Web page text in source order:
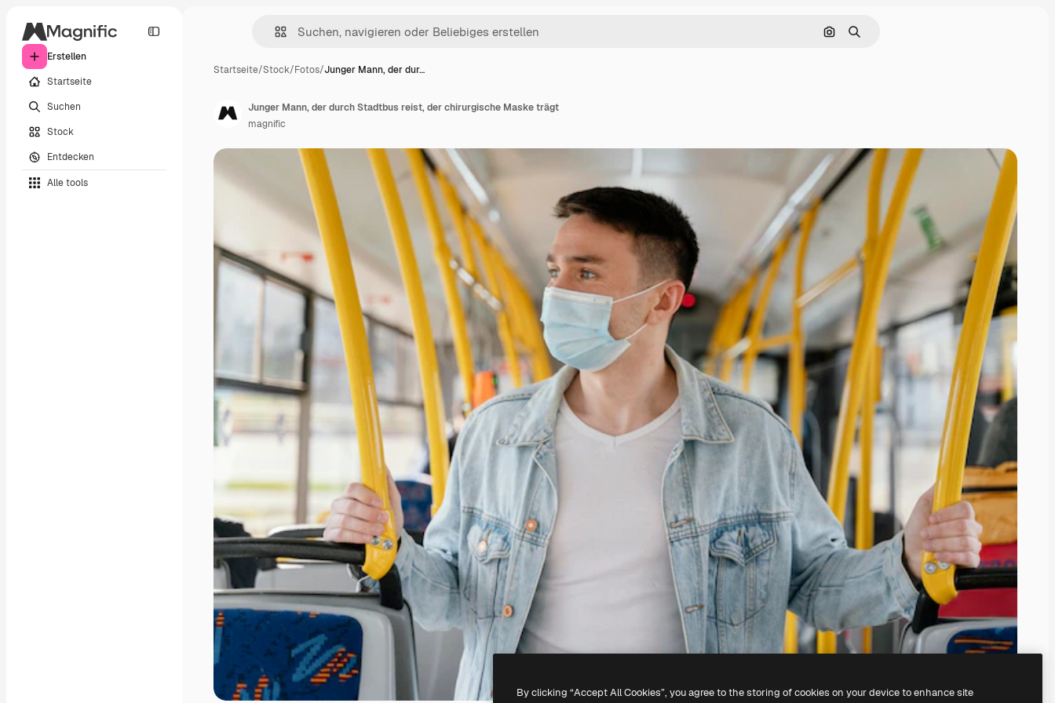
Erstellen
Startseite
Suchen
Stock
Entdecken
Alle tools
Nach Bild suchen
Suchen
Startseite/Stock/Fotos/Junger Mann, der dur…
Junger Mann, der durch Stadtbus reist, der chirurgische Maske trägt
magnific
By clicking “Accept All Cookies”, you agree to the storing of cookies on your device to enhance site